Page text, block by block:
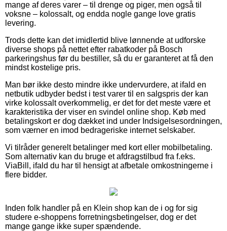
mange af deres varer – til drenge og piger, men også til
voksne – kolossalt, og endda nogle gange love gratis
levering.
Trods dette kan det imidlertid blive lønnende at udforske
diverse shops på nettet efter rabatkoder på Bosch
parkeringshus før du bestiller, så du er garanteret at få den
mindst kostelige pris.
Man bør ikke desto mindre ikke undervurdere, at ifald en
netbutik udbyder bedst i test varer til en salgspris der kan
virke kolossalt overkommelig, er det for det meste være et
karakteristika der viser en svindel online shop. Køb med
betalingskort er dog dækket ind under Indsigelsesordningen,
som værner en imod bedrageriske internet selskaber.
Vi tilråder generelt betalinger med kort eller mobilbetaling.
Som alternativ kan du bruge et afdragstilbud fra f.eks.
ViaBill, ifald du har til hensigt at afbetale omkostningerne i
flere bidder.
Inden folk handler på en Klein shop kan de i og for sig
studere e-shoppens forretningsbetingelser, dog er det
mange gange ikke super spændende.